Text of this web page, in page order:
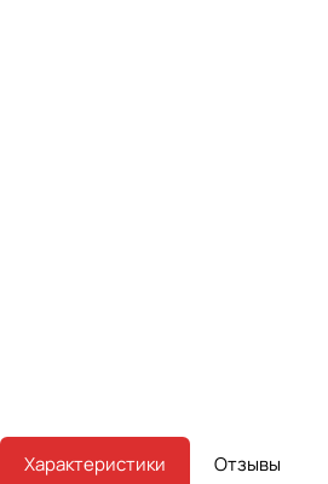
Характеристики Отзывы